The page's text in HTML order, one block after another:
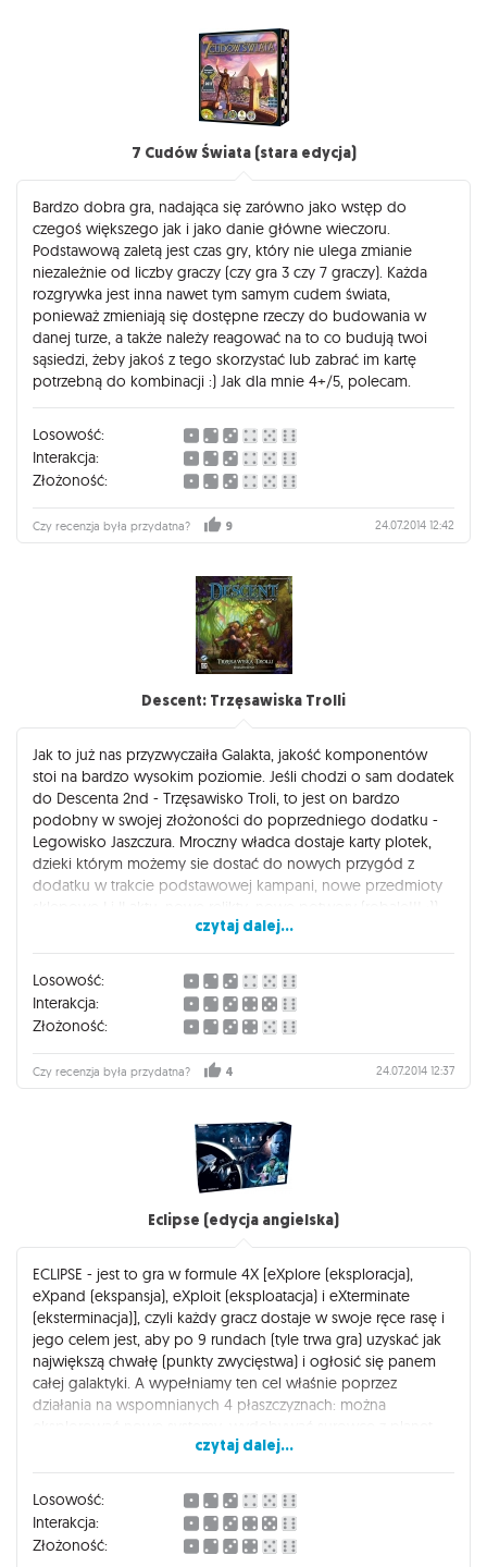
7 Cudów Świata (stara edycja)
Bardzo dobra gra, nadająca się zarówno jako wstęp do
czegoś większego jak i jako danie główne wieczoru.
Podstawową zaletą jest czas gry, który nie ulega zmianie
niezależnie od liczby graczy (czy gra 3 czy 7 graczy). Każda
rozgrywka jest inna nawet tym samym cudem świata,
ponieważ zmieniają się dostępne rzeczy do budowania w
danej turze, a także należy reagować na to co budują twoi
sąsiedzi, żeby jakoś z tego skorzystać lub zabrać im kartę
potrzebną do kombinacji :) Jak dla mnie 4+/5, polecam.
Losowość:
Interakcja:
Złożoność:
Czy recenzja była przydatna? 9 24.07.2014 12:42
Descent: Trzęsawiska Trolli
Jak to już nas przyzwyczaiła Galakta, jakość komponentów
stoi na bardzo wysokim poziomie. Jeśli chodzi o sam dodatek
do Descenta 2nd - Trzęsawisko Troli, to jest on bardzo
podobny w swojej złożoności do poprzedniego dodatku -
Legowisko Jaszczura. Mroczny władca dostaje karty plotek,
dzieki którym możemy sie dostać do nowych przygód z
dodatku w trakcie podstawowej kampani, nowe przedmioty
sklepowe I i II aktu, nowe relikty, nowe potwory (robale!!! ;)) -
wszystko razem ładnie urozmaica rozgrywke i troszkę ją
balansuje. Również 2 nowych bohaterów i 2 nowe klasy
healera i scouta - zwłaszcza klasa Tropiciel (SCOUT) jest
bardzo interesująca i przyjemnie się nią gra. Podsumowując:
dodtatek wart zakupu, aczkolwiek nie jest obowiązkowy (dla
fanów Descenta oczywiście "must have" :P) Ocena 4+/5
czytaj dalej...
Losowość:
Interakcja:
Złożoność:
Czy recenzja była przydatna? 4 24.07.2014 12:37
Eclipse (edycja angielska)
ECLIPSE - jest to gra w formule 4X [eXplore (eksploracja),
eXpand (ekspansja), eXploit (eksploatacja) i eXterminate
(eksterminacja)], czyli każdy gracz dostaje w swoje ręce rasę i
jego celem jest, aby po 9 rundach (tyle trwa gra) uzyskać jak
największą chwałę (punkty zwycięstwa) i ogłosić się panem
całej galaktyki. A wypełniamy ten cel właśnie poprzez
działania na wspomnianych 4 płaszczyznach: można
odkrywać nowe technologie, budować flotę kosmiczną i co
najważniejsze......... podbijać nowe systemy i miażdżyć floty
przeciwnika ]:-> Jakość komponentów jest na dobrym
poziomie. Mechanika w grze na pierwszy rzut oka wydaje się
być skomplikowana, jednak po paru turach i zaznajomieniu
się z symbolami w grze nowi gracze szybko łapią o co chodzi
czytaj dalej...
Losowość:
Interakcja:
Złożoność: